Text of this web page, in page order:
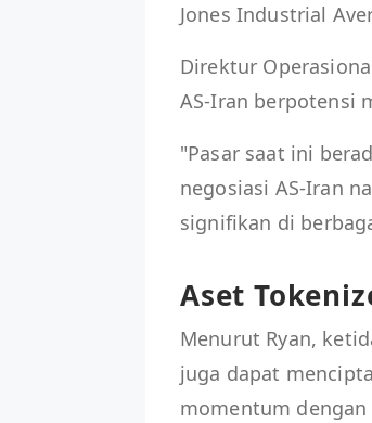
Jones Industrial
Direktur
AS-Iran berpotensi
"Pasar saat ini
negosiasi AS-Iran
signifikan di
Aset
Menurut Ryan,
juga dapat
momentum